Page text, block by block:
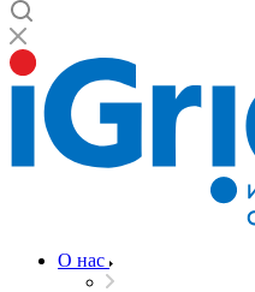
О нас